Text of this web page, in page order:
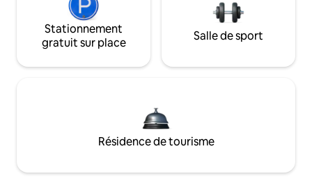
Stationnement
gratuit sur place
Salle de sport
Résidence de tourisme